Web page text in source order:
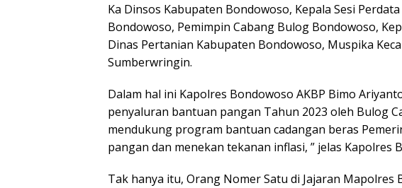
Ka Dinsos Kabupaten Bondowoso, Kepala Sesi
Bondowoso, Pemimpin Cabang Bulog Bondowoso,
Dinas Pertanian Kabupaten Bondowoso, Muspika
Sumberwringin.
Dalam hal ini Kapolres Bondowoso AKBP Bimo
penyaluran bantuan pangan Tahun 2023 oleh Bulog
mendukung program bantuan cadangan beras
pangan dan menekan tekanan inflasi, ” jelas Kapolres
Tak hanya itu, Orang Nomer Satu di Jajaran Mapolres